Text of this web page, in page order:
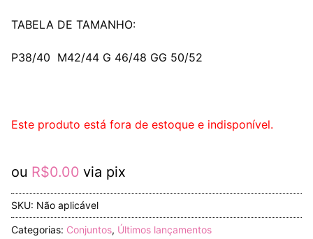
TABELA DE TAMANHO:
P38/40 M42/44 G 46/48 GG 50/52
Este produto está fora de estoque e indisponível.
ou R$0.00 via pix
SKU: Não aplicável
Categorias: Conjuntos, Últimos lançamentos